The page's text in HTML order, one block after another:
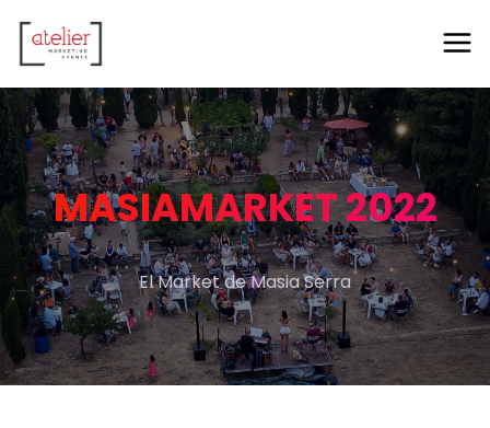
MASIAMARKET 2022
El Market de Masia Serra